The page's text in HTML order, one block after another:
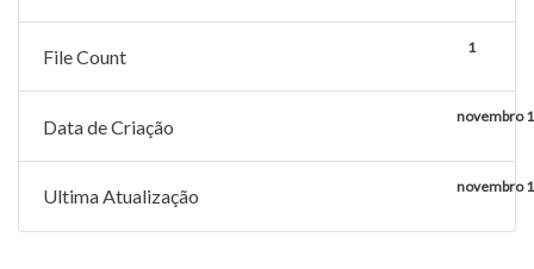
File Count 1
Data de Criação novembro
Ultima Atualização novembro